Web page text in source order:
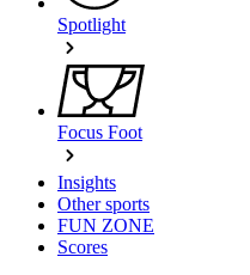
Spotlight
Focus Foot
Insights
Other sports
FUN ZONE
Scores